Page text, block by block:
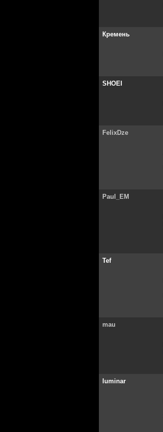
Кремень
SHOEI
FelixDze
Paul_EM
Tef
mau
luminar